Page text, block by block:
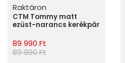
Raktáron
CTM Tommy matt
ezüst-narancs kerékpár
89 990 Ft
89 990 Ft